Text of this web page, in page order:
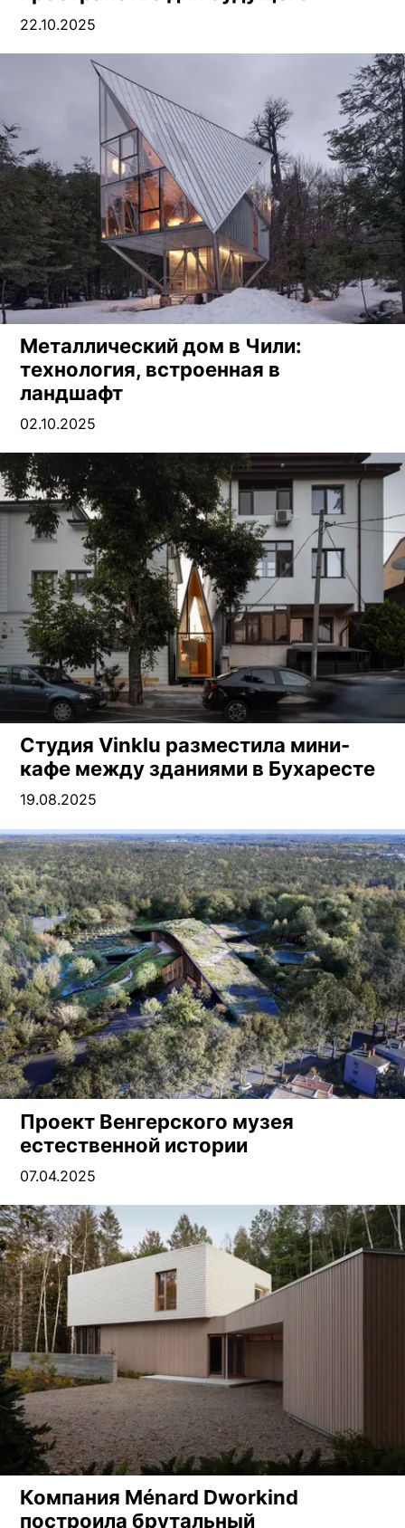
22.10.2025
Металлический дом в Чили:
технология, встроенная в
ландшафт
02.10.2025
Студия Vinklu разместила мини-
кафе между зданиями в Бухаресте
19.08.2025
Проект Венгерского музея
естественной истории
07.04.2025
Компания Ménard Dworkind
построила брутальный